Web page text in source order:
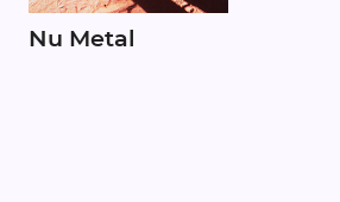
Nu Metal